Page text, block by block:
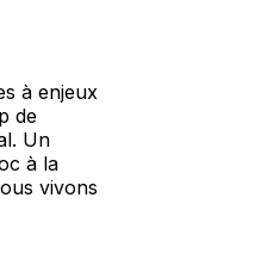
à enjeux
de
Un
à la
vivons